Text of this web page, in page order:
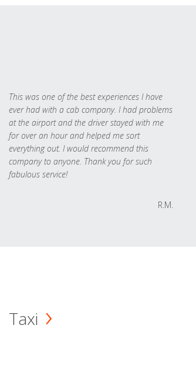
This was one of the best experiences I have
ever had with a cab company. I had problems
at the airport and the driver stayed with me
for over an hour and helped me sort
everything out. I would recommend this
company to anyone. Thank you for such
fabulous service!
R.M.
Taxi